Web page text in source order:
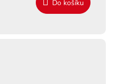
Do košíku